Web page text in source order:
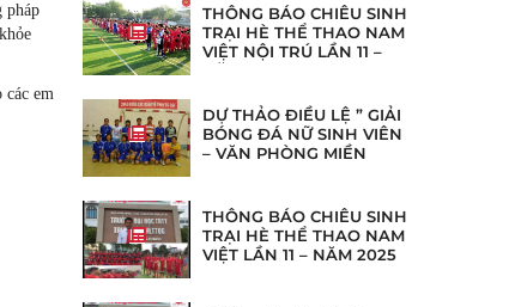
pháp
các em
THÔNG BÁO CHIÊU SINH
TRẠI HÈ THỂ THAO NAM
VIỆT NỘI TRÚ LẦN 11 –
DỰ THẢO ĐIỀU LỆ ” GIẢI
BÓNG ĐÁ NỮ SINH VIÊN
– VĂN PHÒNG MIỀN
THÔNG BÁO CHIÊU SINH
TRẠI HÈ THỂ THAO NAM
VIỆT LẦN 11 – NĂM 2025